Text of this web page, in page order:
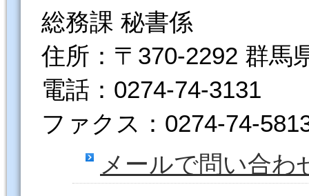
総務課 秘書係
住所：〒370-2292 群馬
電話：0274-74-3131
ファクス：0274-74-
メールで問い合わ